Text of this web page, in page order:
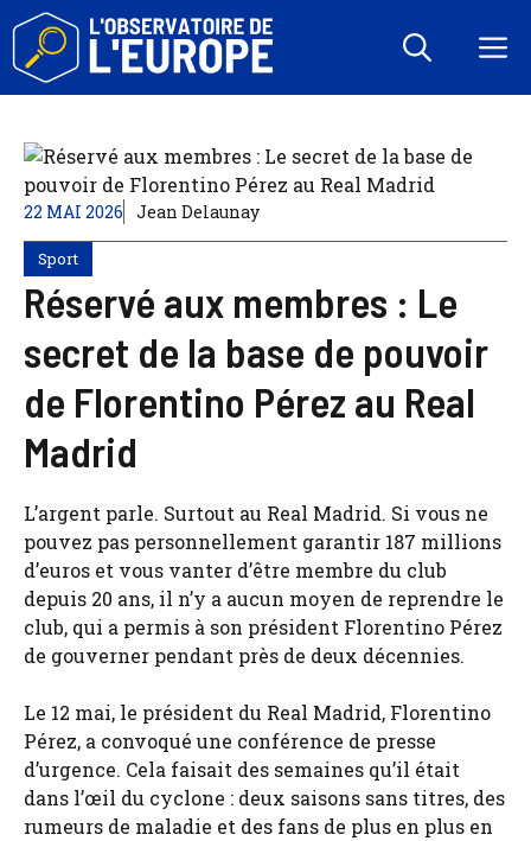
Aller
contenu
22 MAI 2026 Jean Delaunay
Sport
Réservé aux membres : Le
secret de la base de pouvoir
de Florentino Pérez au Real
Madrid
L’argent parle. Surtout au Real Madrid. Si vous ne
pouvez pas personnellement garantir 187 millions
d’euros et vous vanter d’être membre du club
depuis 20 ans, il n’y a aucun moyen de reprendre le
club, qui a permis à son président Florentino Pérez
de gouverner pendant près de deux décennies.
Le 12 mai, le président du Real Madrid, Florentino
Pérez, a convoqué une conférence de presse
d’urgence. Cela faisait des semaines qu’il était
dans l’œil du cyclone : deux saisons sans titres, des
rumeurs de maladie et des fans de plus en plus en